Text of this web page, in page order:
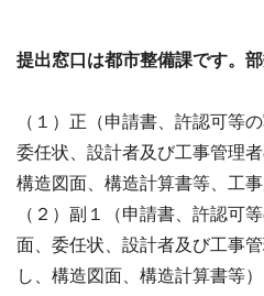
提出窓口は都市整備課です。
（１）正（申請書、許認可等
委任状、設計者及び工事管理
構造図面、構造計算書等、工事
（２）副１（申請書、許認可
面、委任状、設計者及び工事
し、構造図面、構造計算書等）